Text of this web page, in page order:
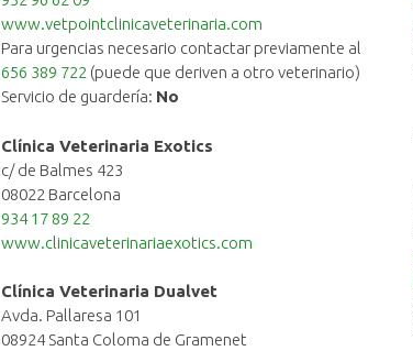
www.vetpointclinicaveterinaria.com
Para urgencias necesario contactar previamente al
656 389 722 (puede que deriven a otro veterinario)
Servicio de guardería: No
Clínica Veterinaria Exotics
c/ de Balmes 423
08022 Barcelona
934 17 89 22
www.clinicaveterinariaexotics.com
Clínica Veterinaria Dualvet
Avda. Pallaresa 101
08924 Santa Coloma de Gramenet